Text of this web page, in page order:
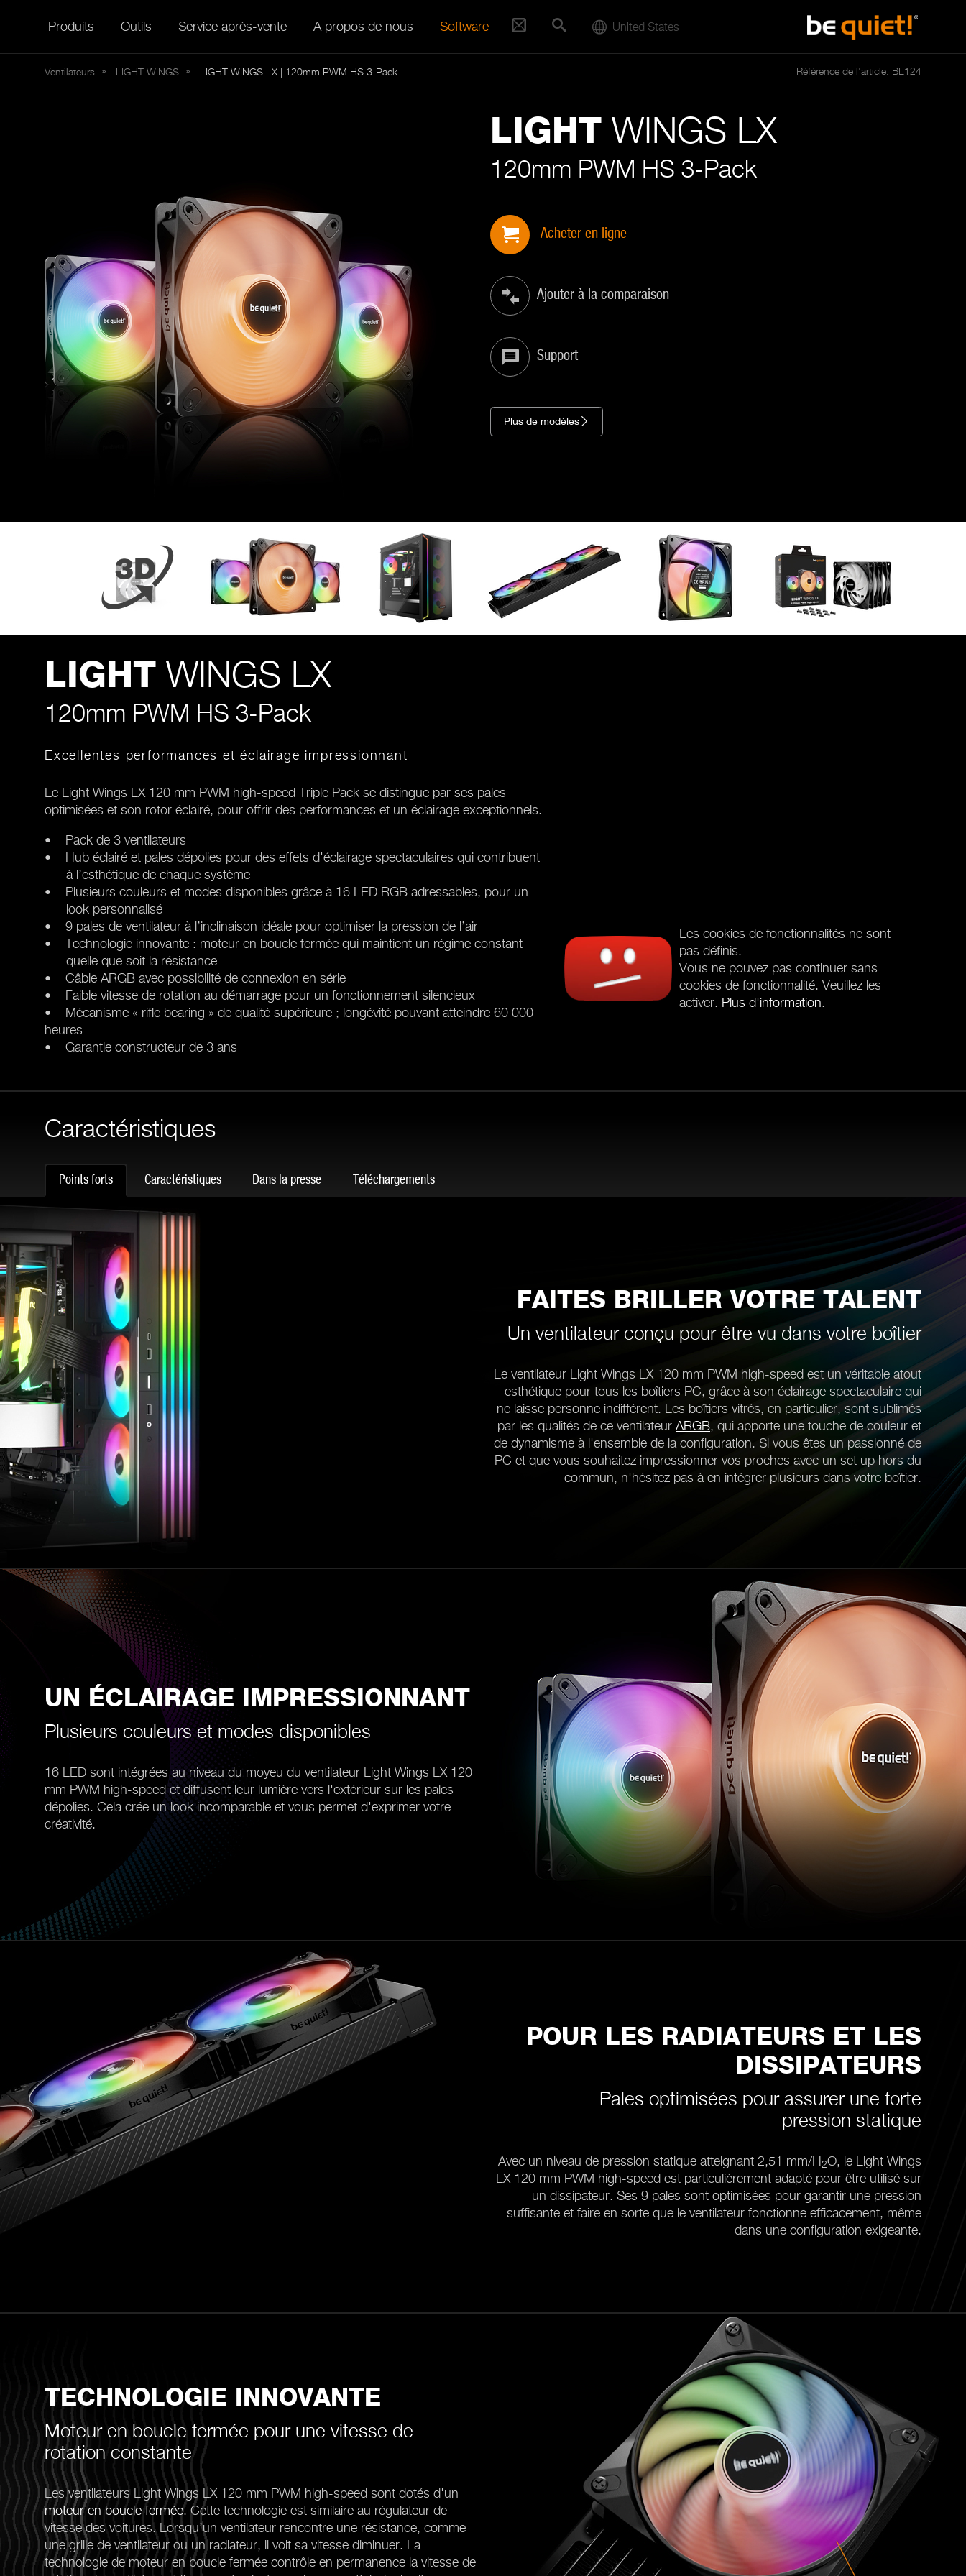
Produits Outils Service après-vente A propos de nous Software United States
Ventilateurs LIGHT WINGS LIGHT WINGS LX | 120mm PWM HS 3-Pack Référence de l'article: BL124
LIGHT WINGS LX
120mm PWM HS 3-Pack
Acheter en ligne
Ajouter à la comparaison
Support
Plus de modèles
LIGHT WINGS LX
120mm PWM HS 3-Pack
Excellentes performances et éclairage impressionnant
Le Light Wings LX 120 mm PWM high-speed Triple Pack se distingue par ses pales
optimisées et son rotor éclairé, pour offrir des performances et un éclairage exceptionnels.
• Pack de 3 ventilateurs
• Hub éclairé et pales dépolies pour des effets d'éclairage spectaculaires qui contribuent
à l’esthétique de chaque système
• Plusieurs couleurs et modes disponibles grâce à 16 LED RGB adressables, pour un
look personnalisé
• 9 pales de ventilateur à l’inclinaison idéale pour optimiser la pression de l’air
• Technologie innovante : moteur en boucle fermée qui maintient un régime constant
quelle que soit la résistance
• Câble ARGB avec possibilité de connexion en série
• Faible vitesse de rotation au démarrage pour un fonctionnement silencieux
• Mécanisme « rifle bearing » de qualité supérieure ; longévité pouvant atteindre 60 000
heures
• Garantie constructeur de 3 ans
Les cookies de fonctionnalités ne sont
pas définis.
Vous ne pouvez pas continuer sans
cookies de fonctionnalité. Veuillez les
activer. Plus d'information.
Caractéristiques
Points forts Caractéristiques Dans la presse Téléchargements
FAITES BRILLER VOTRE TALENT
Un ventilateur conçu pour être vu dans votre boîtier
Le ventilateur Light Wings LX 120 mm PWM high-speed est un véritable atout
esthétique pour tous les boîtiers PC, grâce à son éclairage spectaculaire qui
ne laisse personne indifférent. Les boîtiers vitrés, en particulier, sont sublimés
par les qualités de ce ventilateur ARGB, qui apporte une touche de couleur et
de dynamisme à l'ensemble de la configuration. Si vous êtes un passionné de
PC et que vous souhaitez impressionner vos proches avec un set up hors du
commun, n'hésitez pas à en intégrer plusieurs dans votre boîtier.
UN ÉCLAIRAGE IMPRESSIONNANT
Plusieurs couleurs et modes disponibles
16 LED sont intégrées au niveau du moyeu du ventilateur Light Wings LX 120
mm PWM high-speed et diffusent leur lumière vers l'extérieur sur les pales
dépolies. Cela crée un look incomparable et vous permet d'exprimer votre
créativité.
POUR LES RADIATEURS ET LES
DISSIPATEURS
Pales optimisées pour assurer une forte
pression statique
Avec un niveau de pression statique atteignant 2,51 mm/H2O, le Light Wings
LX 120 mm PWM high-speed est particulièrement adapté pour être utilisé sur
un dissipateur. Ses 9 pales sont optimisées pour garantir une pression
suffisante et faire en sorte que le ventilateur fonctionne efficacement, même
dans une configuration exigeante.
TECHNOLOGIE INNOVANTE
Moteur en boucle fermée pour une vitesse de
rotation constante
Les ventilateurs Light Wings LX 120 mm PWM high-speed sont dotés d'un
moteur en boucle fermée. Cette technologie est similaire au régulateur de
vitesse des voitures. Lorsqu’un ventilateur rencontre une résistance, comme
une grille de ventilateur ou un radiateur, il voit sa vitesse diminuer. La
technologie de moteur en boucle fermée contrôle en permanence la vitesse de